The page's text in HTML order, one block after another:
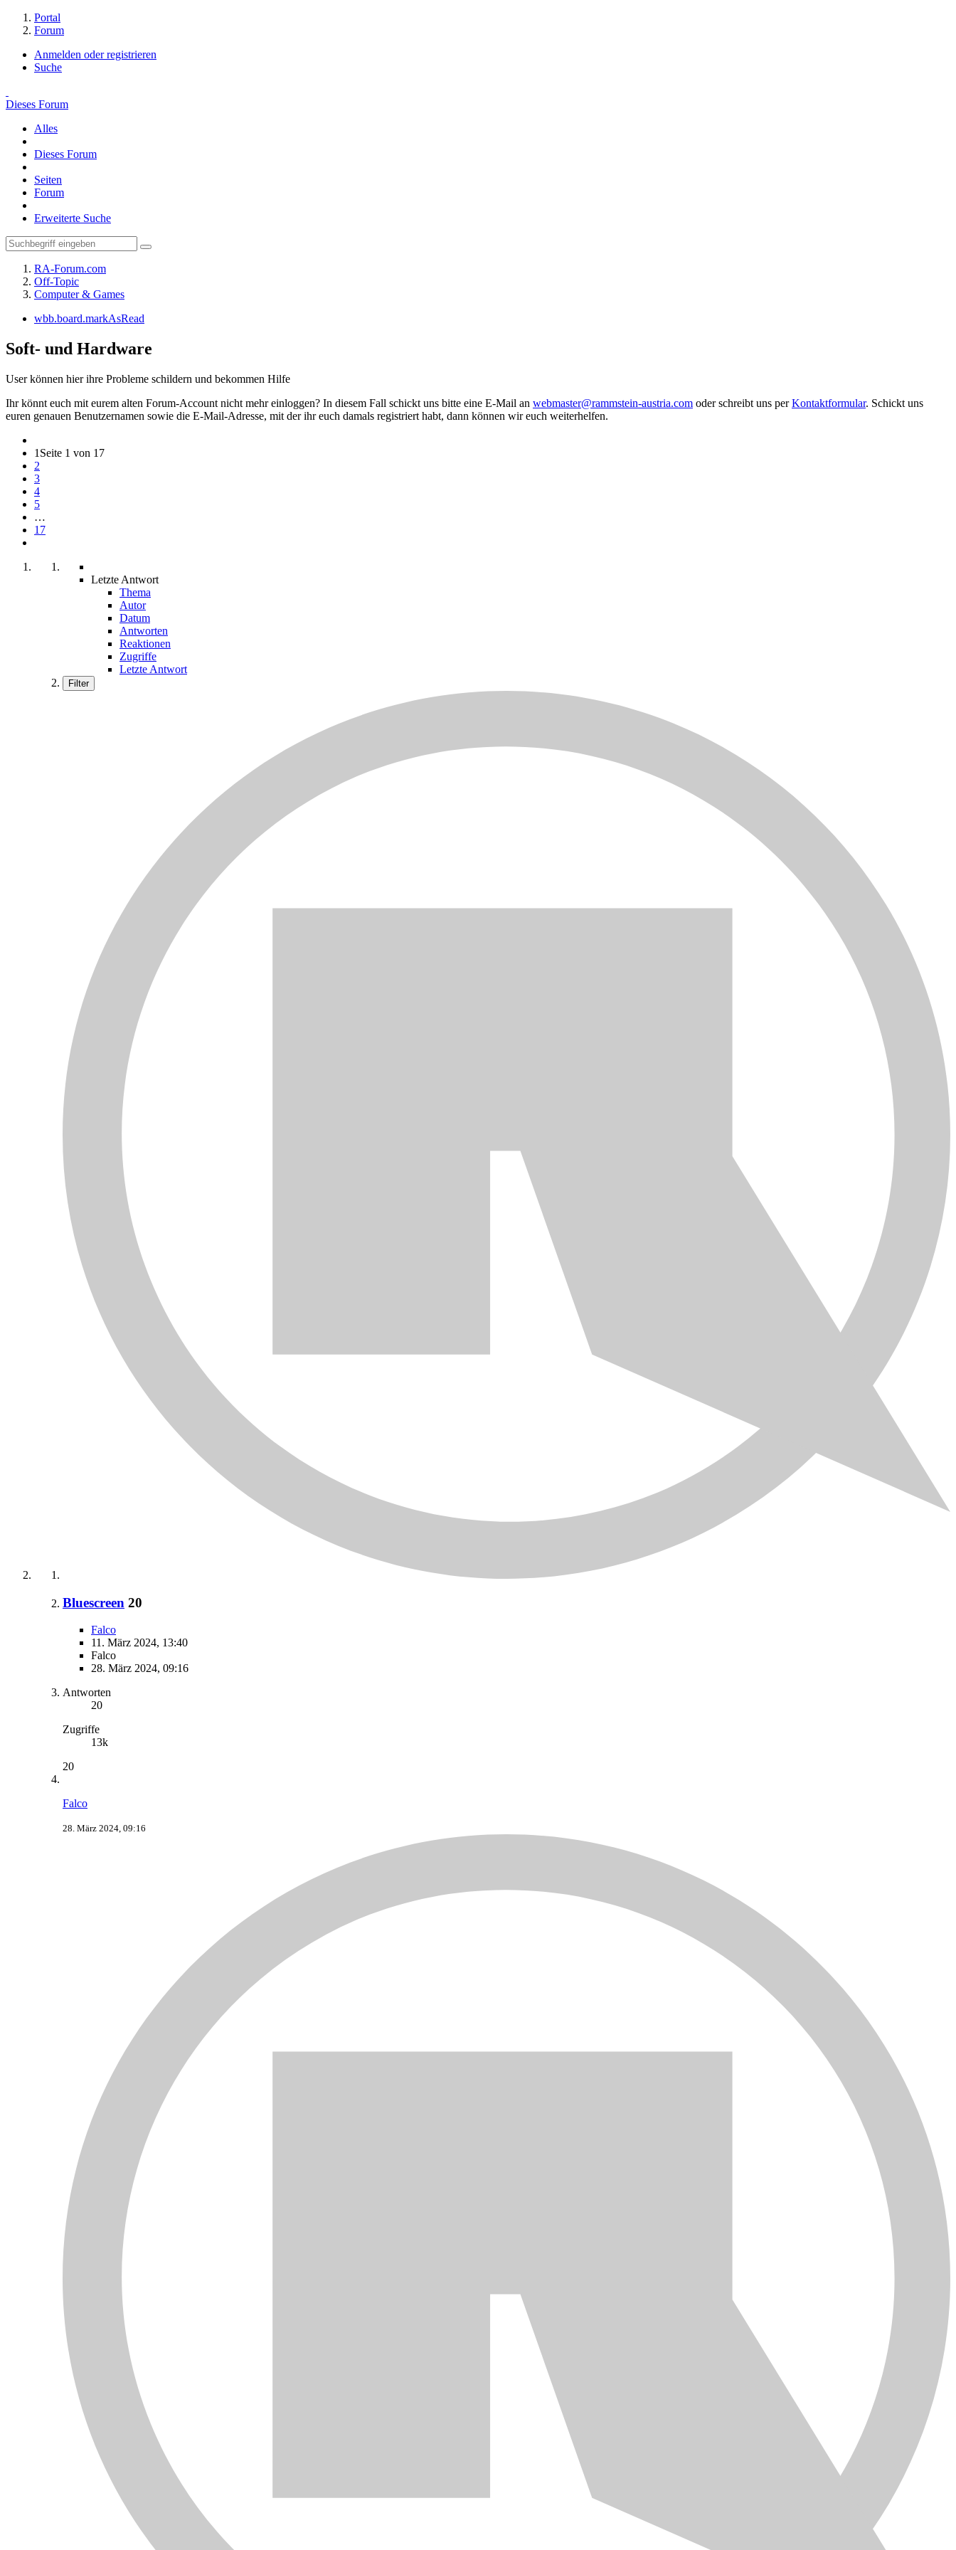
Portal
Forum
Anmelden oder registrieren
Suche
Dieses Forum
Alles
Dieses Forum
Seiten
Forum
Erweiterte Suche
RA-Forum.com
Off-Topic
Computer & Games
wbb.board.markAsRead
Soft- und Hardware
User können hier ihre Probleme schildern und bekommen Hilfe
Ihr könnt euch mit eurem alten Forum-Account nicht mehr einloggen? In diesem Fall schickt uns bitte eine E-Mail an webmaster@rammstein-austria.com oder schreibt uns perKontaktformular. Schickt uns
euren genauen Benutzernamen sowie die E-Mail-Adresse, mit der ihr euch damals registriert habt, dann können wir euch weiterhelfen.
1 Seite 1 von 17
2
3
4
5
…
17
Letzte Antwort
Thema
Autor
Datum
Antworten
Reaktionen
Zugriffe
Letzte Antwort
Filter
Bluescreen 20
Falco
11. März 2024, 13:40
Falco
28. März 2024, 09:16
Antworten
20
Zugriffe
13k
20
Falco
28. März 2024, 09:16